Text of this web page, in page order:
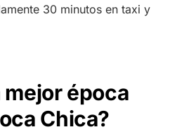
30 minutos en taxi y
mejor época
Chica?